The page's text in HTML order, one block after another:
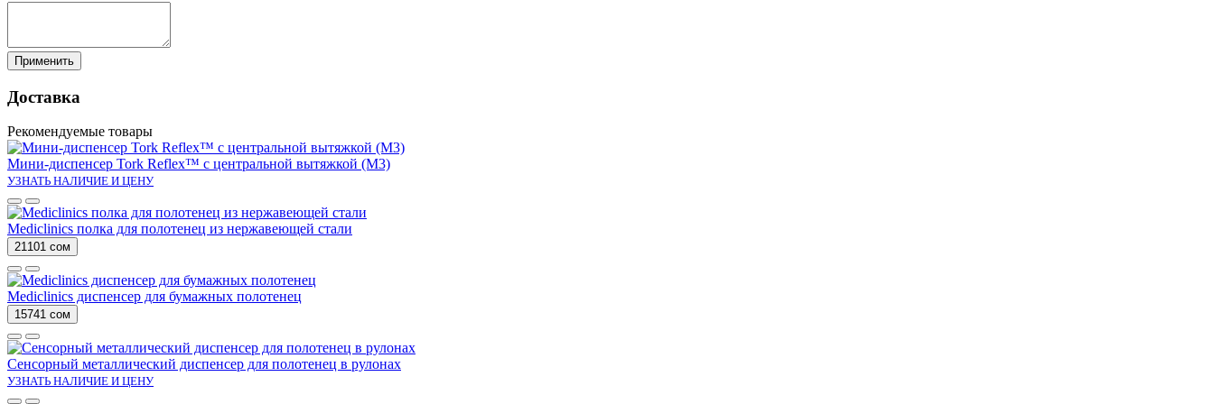
Применить
Доставка
Рекомендуемые товары
Мини-диспенсер Tork Reflex™ с центральной вытяжкой (M3)
УЗНАТЬ НАЛИЧИЕ И ЦЕНУ
Mediclinics полка для полотенец из нержавеющей стали
21101 сом
Mediclinics диспенсер для бумажных полотенец
15741 сом
Сенсорный металлический диспенсер для полотенец в рулонах
УЗНАТЬ НАЛИЧИЕ И ЦЕНУ